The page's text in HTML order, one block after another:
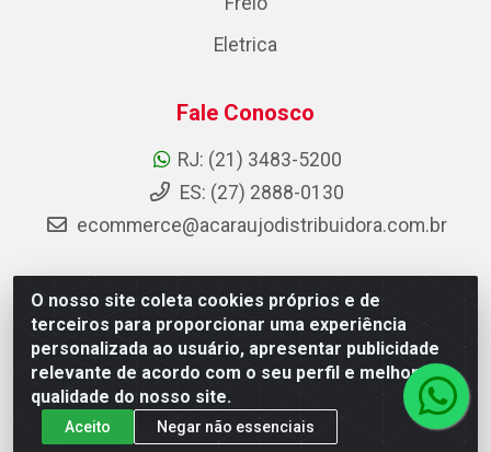
O nosso site coleta cookies próprios e de
terceiros para proporcionar uma experiência
personalizada ao usuário, apresentar publicidade
relevante de acordo com o seu perfil e melhorar a
qualidade do nosso site.
Aceito Negar não essenciais
Eletrica
Fale Conosco
RJ: (21) 3483-5200
ES: (27) 2888-0130
ecommerce@acaraujodistribuidora.com.br
AC Araujo Distribuidora - Rua Carneiro de Campos, 42 -
São Cristóvão, Rio de Janeiro/RJ - CEP 20.920-410 -
CNPJ 08.744.753/0003-85